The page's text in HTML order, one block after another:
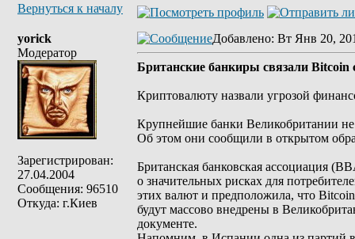
Вернуться к началу
yorick
Модератор
Зарегистрирован:
27.04.2004
Сообщения: 96510
Откуда: г.Киев
Добавлено: Вт Янв 20,
Британские банкиры связали Bitcoin
Криптовалюту назвали угрозой
Крупнейшие банки Великобритании не
Об этом они сообщили в открытом
Британская банковская ассоциация
о значительных рисках для
этих валют и предположила, что
будут массово внедрены в
документе.